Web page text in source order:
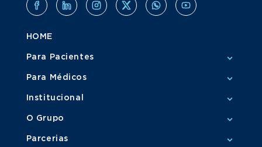
HOME
Para Pacientes
Para Médicos
Institucional
O Grupo
Parcerias